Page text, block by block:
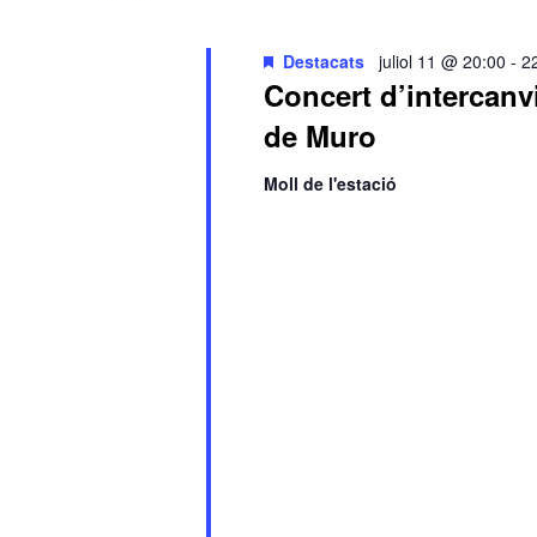
Concert
de Muro
Destacats juliol 11 @ 20:00 -
Moll de l'estació